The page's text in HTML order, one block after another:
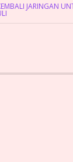
JARINGAN